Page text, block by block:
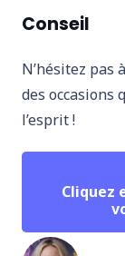
Conseil
N’hésitez pas
des occasions
l’esprit !
Cliquez